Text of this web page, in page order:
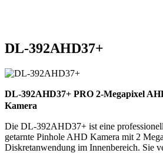
DL-392AHD37+
DL-392AHD37+ PRO 2-Megapixel
Kamera
Die DL-392AHD37+ ist eine
getarnte Pinhole AHD Kamera mit 2
Diskretanwendung im Innenbereich. Sie